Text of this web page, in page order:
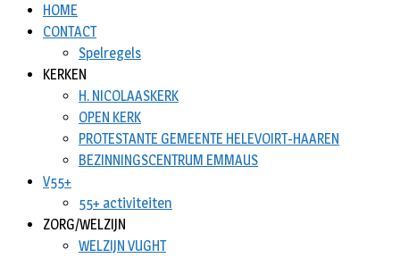
HOME
CONTACT
Spelregels
KERKEN
H. NICOLAASKERK
OPEN KERK
PROTESTANTE GEMEENTE HELEVOIRT-HAAREN
BEZINNINGSCENTRUM EMMAUS
V55+
55+ activiteiten
ZORG/WELZIJN
WELZIJN VUGHT